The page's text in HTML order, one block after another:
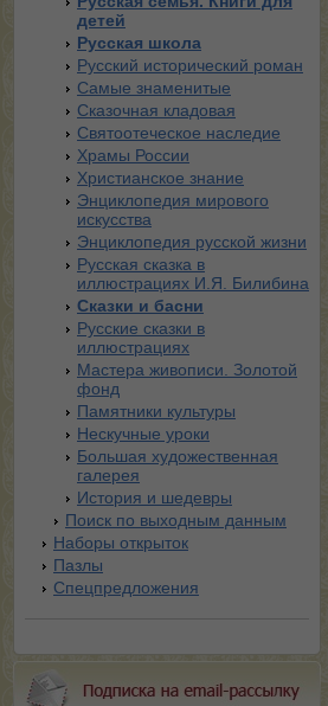
детей
Русская школа
Русский исторический роман
Самые знаменитые
Сказочная кладовая
Святоотеческое наследие
Храмы России
Христианское знание
Энциклопедия мирового
искусства
Энциклопедия русской жизни
Русская сказка в
иллюстрациях И.Я. Билибина
Сказки и басни
Русские сказки в
иллюстрациях
Мастера живописи. Золотой
фонд
Памятники культуры
Нескучные уроки
Большая художественная
галерея
История и шедевры
Поиск по выходным данным
Наборы открыток
Пазлы
Спецпредложения